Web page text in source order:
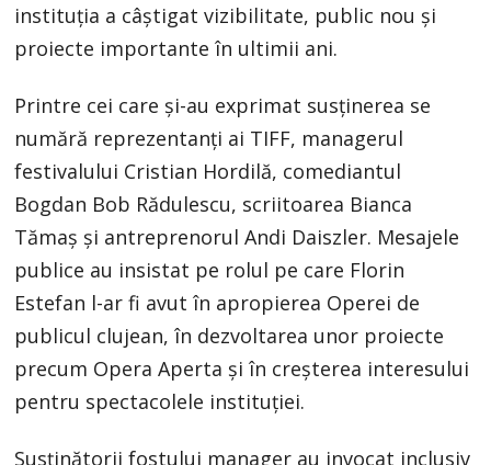
instituția a câștigat vizibilitate, public nou și
proiecte importante în ultimii ani.
Printre cei care și-au exprimat susținerea se
numără reprezentanți ai TIFF, managerul
festivalului Cristian Hordilă, comediantul
Bogdan Bob Rădulescu, scriitoarea Bianca
Tămaș și antreprenorul Andi Daiszler. Mesajele
publice au insistat pe rolul pe care Florin
Estefan l-ar fi avut în apropierea Operei de
publicul clujean, în dezvoltarea unor proiecte
precum Opera Aperta și în creșterea interesului
pentru spectacolele instituției.
Susținătorii fostului manager au invocat inclusiv